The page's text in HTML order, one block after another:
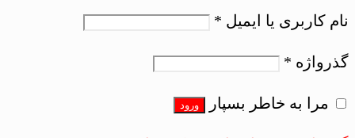
نام کاربری یا ایمیل *
گذرواژه *
مرا به خاطر بسپار ورود